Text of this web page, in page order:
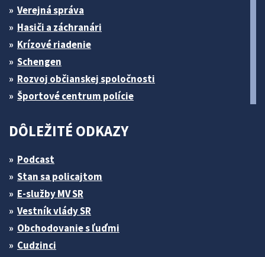
Verejná správa
Hasiči a záchranári
Krízové riadenie
Schengen
Rozvoj občianskej spoločnosti
Športové centrum polície
DÔLEŽITÉ ODKAZY
Podcast
Stan sa policajtom
E-služby MV SR
Vestník vlády SR
Obchodovanie s ľuďmi
Cudzinci